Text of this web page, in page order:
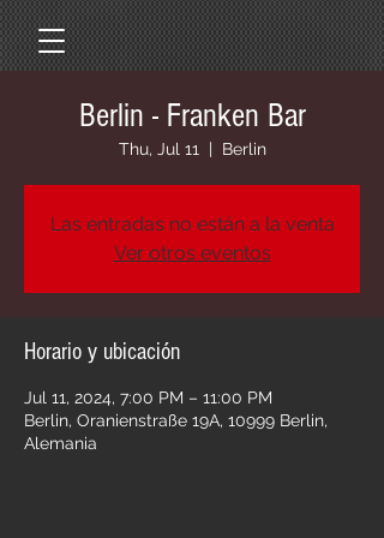
Berlin - Franken Bar
Thu, Jul 11
  |
Berlin
Las entradas no están a la venta
Ver otros eventos
Horario y ubicación
Jul 11, 2024, 7:00 PM – 11:00 PM
Berlin, Oranienstraße 19A, 10999 Berlin,
Alemania